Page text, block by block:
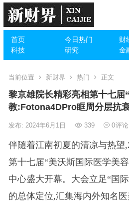
首页 今日热门 财
科技
研究 金
当前位置 新财界 热门 正文
黎京雄院长精彩亮相第十七届
教:Fotona4DPro眶周分层抗
发布: 2024年6月1日 339 0评论
伴随着江南初夏的清凉与热望
第十七届“美沃斯国际医学美
中心盛大开幕。大会立足“国
的总体定位,汇集海内外知名